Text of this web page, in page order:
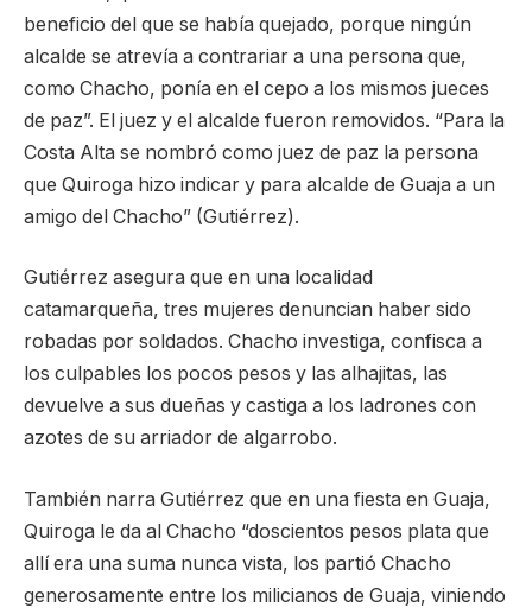
beneficio del que se había quejado, porque ningún
alcalde se atrevía a contrariar a una persona que,
como Chacho, ponía en el cepo a los mismos jueces
de paz”. El juez y el alcalde fueron removidos. “Para la
Costa Alta se nombró como juez de paz la persona
que Quiroga hizo indicar y para alcalde de Guaja a un
amigo del Chacho” (Gutiérrez).
Gutiérrez asegura que en una localidad
catamarqueña, tres mujeres denuncian haber sido
robadas por soldados. Chacho investiga, confisca a
los culpables los pocos pesos y las alhajitas, las
devuelve a sus dueñas y castiga a los ladrones con
azotes de su arriador de algarrobo.
También narra Gutiérrez que en una fiesta en Guaja,
Quiroga le da al Chacho “doscientos pesos plata que
allí era una suma nunca vista, los partió Chacho
generosamente entre los milicianos de Guaja, viniendo